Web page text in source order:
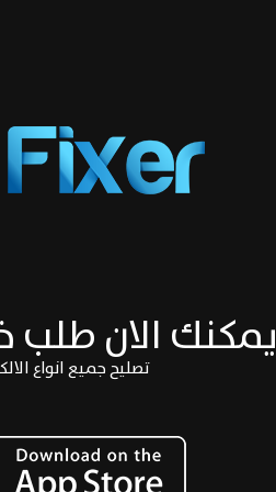
يمكنك الان
تصليح جميع انواع